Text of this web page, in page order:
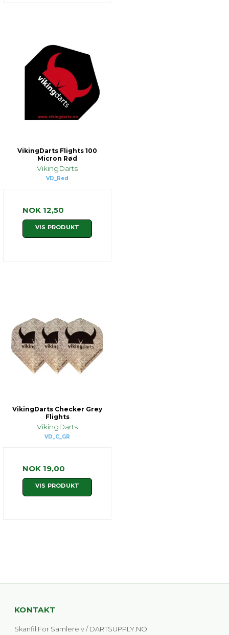
VikingDarts Flights 100
Micron Rød
VikingDarts
VD_Red
NOK 12,50
VIS PRODUKT
VikingDarts Checker Grey
Flights
VikingDarts
VD_C_GR
NOK 19,00
VIS PRODUKT
KONTAKT
Skanfil For Samlere v / DARTSUPPLY.NO